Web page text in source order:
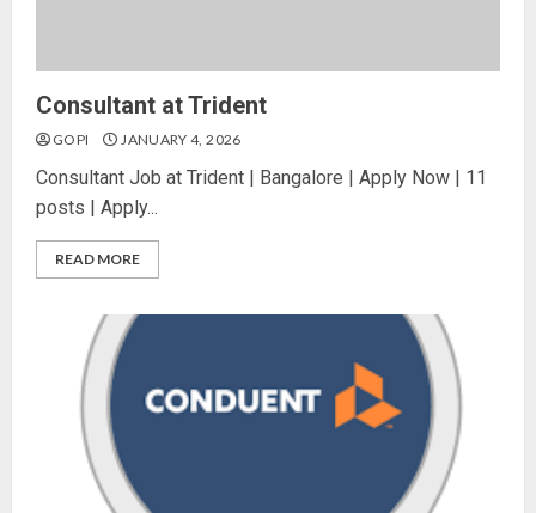
Consultant at Trident
GOPI JANUARY 4, 2026
Consultant Job at Trident | Bangalore | Apply Now | 11
posts | Apply...
READ MORE